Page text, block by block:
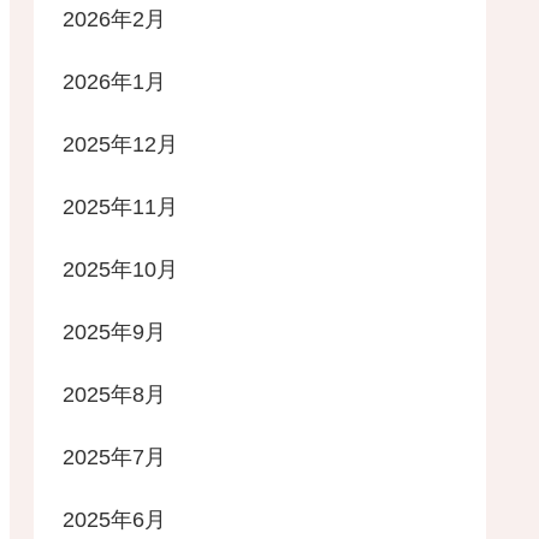
2026年2月
2026年1月
2025年12月
2025年11月
2025年10月
2025年9月
2025年8月
2025年7月
2025年6月